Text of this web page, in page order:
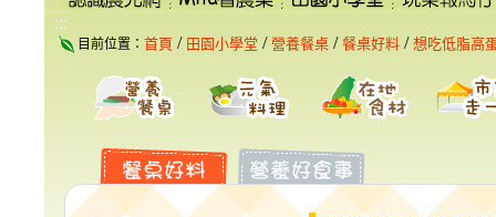
:::
目前位置： 首頁 / 田園小學堂 / 營養餐桌 / 餐桌好料 / 想吃低脂高